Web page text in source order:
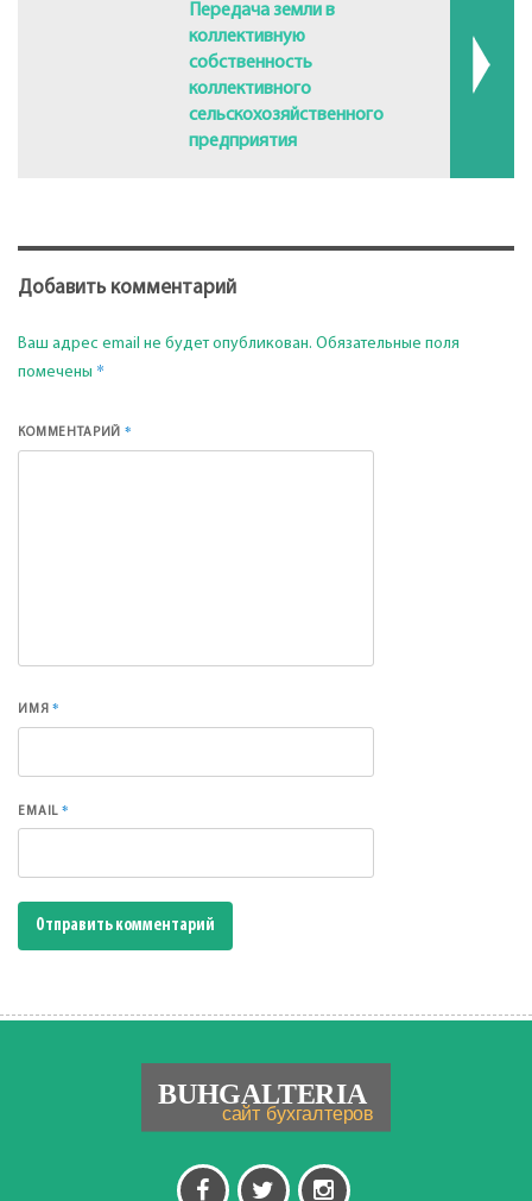
Передача земли в
коллективную
собственность
коллективного
сельскохозяйственного
предприятия
Добавить комментарий
Ваш адрес email не будет опубликован. Обязательные поля
помечены *
КОММЕНТАРИЙ*
ИМЯ*
EMAIL*